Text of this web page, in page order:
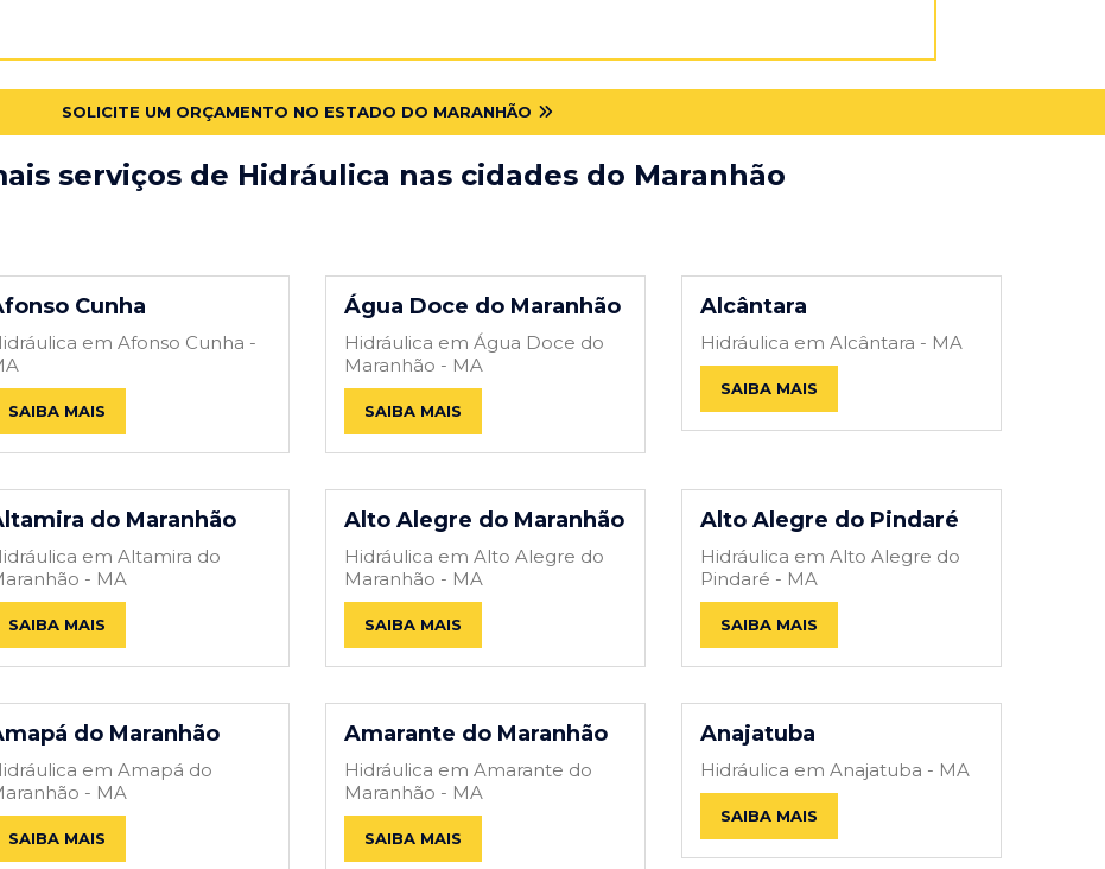
SOLICITE UM ORÇAMENTO NO ESTADO DO MARANHÃO
serviços de Hidráulica nas cidades do Maranhão
Cunha
em Afonso Cunha -
SAIBA MAIS
Água Doce do Maranhão
Hidráulica em Água Doce do
Maranhão - MA
SAIBA MAIS
Alcântara
Hidráulica em Alcântara - MA
SAIBA MAIS
do Maranhão
em Altamira do
- MA
SAIBA MAIS
Alto Alegre do Maranhão
Hidráulica em Alto Alegre do
Maranhão - MA
SAIBA MAIS
Alto Alegre do Pindaré
Hidráulica em Alto Alegre do
Pindaré - MA
SAIBA MAIS
do Maranhão
em Amapá do
- MA
SAIBA MAIS
Amarante do Maranhão
Hidráulica em Amarante do
Maranhão - MA
SAIBA MAIS
Anajatuba
Hidráulica em Anajatuba - MA
SAIBA MAIS